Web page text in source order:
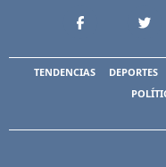
TENDENCIAS DEPORTES